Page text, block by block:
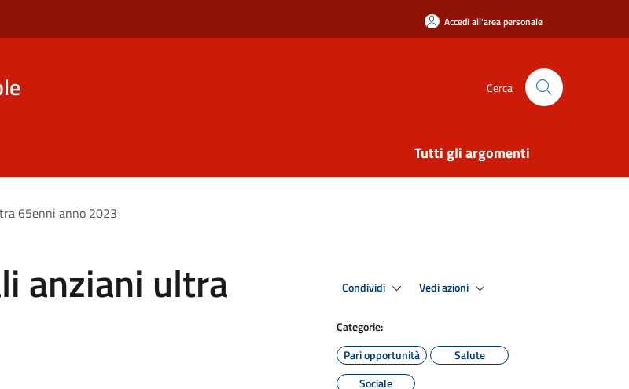
Accedi all'area personale
Cerca
Tutti gli argomenti
65enni anno 2023
anziani ultra Condividi Vedi azioni
Categorie:
Pari opportunità
Salute
Sociale